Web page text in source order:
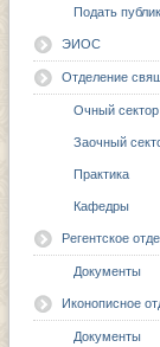
Подать
ЭИОС
Отделение
Очный сектор
Заочный
Практика
Кафедры
Регентское
Документы
Иконописное
Документы